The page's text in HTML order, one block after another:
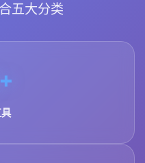
五大分类